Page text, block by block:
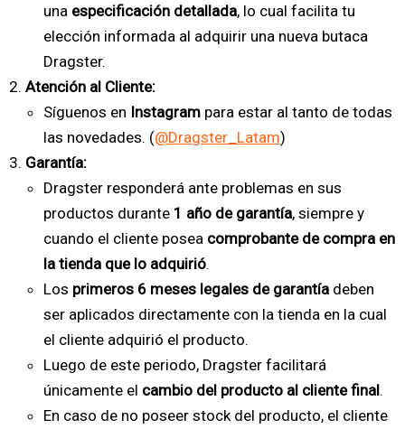
una especificación detallada, lo cual facilita tu
elección informada al adquirir una nueva butaca
Dragster.
Atención al Cliente:
Síguenos en Instagram para estar al tanto de todas
las novedades. (@Dragster_Latam)
Garantía:
Dragster responderá ante problemas en sus
productos durante 1 año de garantía, siempre y
cuando el cliente posea comprobante de compra en
la tienda que lo adquirió.
Los primeros 6 meses legales de garantía deben
ser aplicados directamente con la tienda en la cual
el cliente adquirió el producto.
Luego de este periodo, Dragster facilitará
únicamente el cambio del producto al cliente final.
En caso de no poseer stock del producto, el cliente